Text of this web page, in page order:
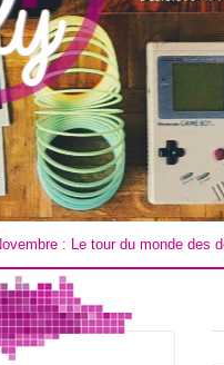
Le tour du monde des douceurs !